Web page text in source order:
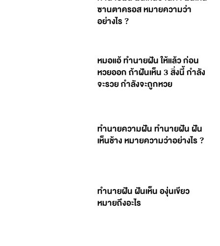
ซานตาครอส หมายความว่า
อย่างไร ?
หมอแอ้ ทำนายฝัน ให้แล้ว ก่อน
หวยออก ถ้าฝันเห็น 3 สิ่งนี้ กำลัง
จะรวย กำลังจะถูกหวย
ทำนายความฝัน ทำนายฝัน ฝัน
เห็นช้าง หมายความว่าอย่างไร ?
ทำนายฝัน ฝันเห็น องุ่นเขียว
หมายถึงอะไร